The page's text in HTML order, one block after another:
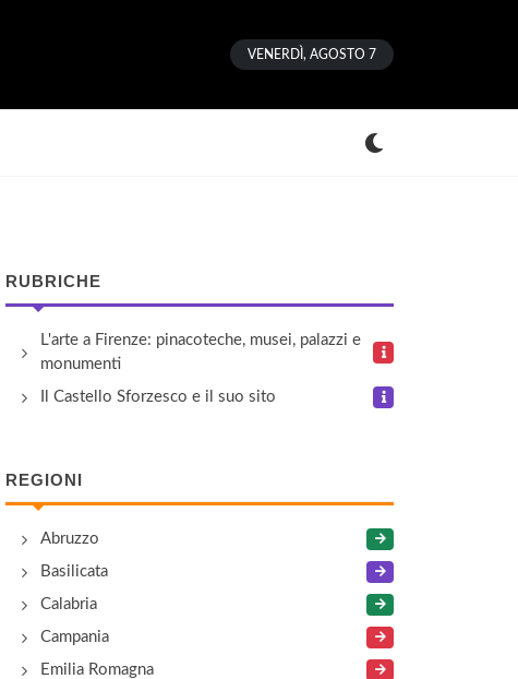
VENERDÌ, AGOSTO 7
RUBRICHE
L'arte a Firenze: pinacoteche, musei, palazzi e
monumenti
Il Castello Sforzesco e il suo sito
REGIONI
Abruzzo
Basilicata
Calabria
Campania
Emilia Romagna